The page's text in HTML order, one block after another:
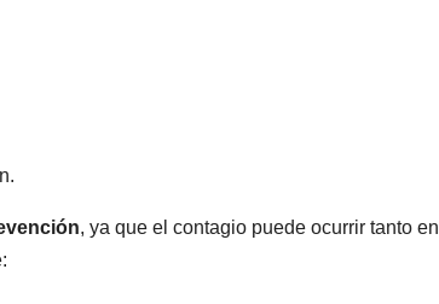
, ya que el contagio puede ocurrir tanto en